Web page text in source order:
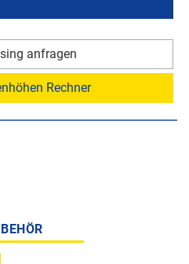
anfragen
Rechner